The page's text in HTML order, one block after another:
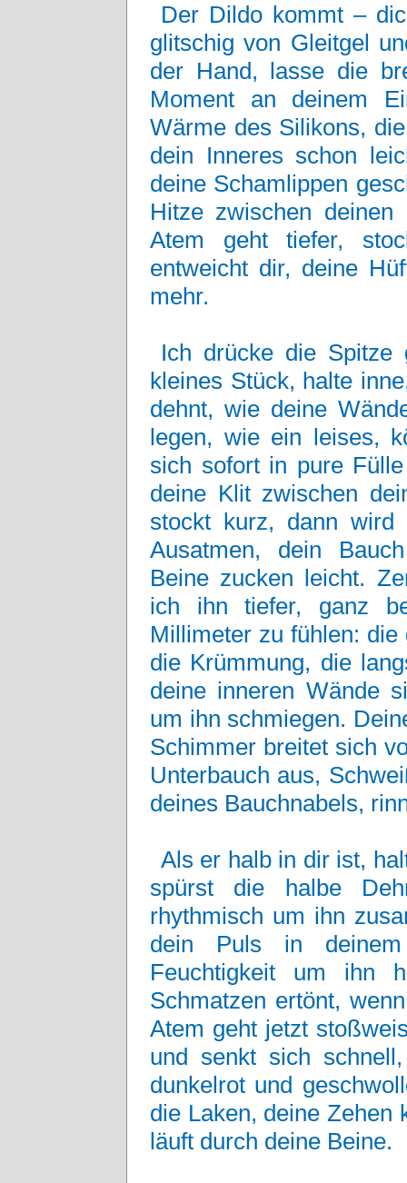
Der Dildo kommt –
glitschig von Gleitgel
der Hand, lasse die
Moment an deinem
Wärme des Silikons,
dein Inneres schon
deine Schamlippen
Hitze zwischen
Atem geht tiefer,
entweicht dir, deine
mehr.
Ich drücke die
kleines Stück, halte
dehnt, wie deine
legen, wie ein leises,
sich sofort in pure
deine Klit zwischen
stockt kurz, dann wird
Ausatmen, dein
Beine zucken leicht.
ich ihn tiefer, ganz
Millimeter zu fühlen:
die Krümmung, die
deine inneren Wände
um ihn schmiegen.
Schimmer breitet sich
Unterbauch aus,
deines Bauchnabels,
Als er halb in dir ist,
spürst die halbe
rhythmisch um ihn
dein Puls in
Feuchtigkeit um ihn
Schmatzen ertönt,
Atem geht jetzt
und senkt sich
dunkelrot und
die Laken, deine Zehen
läuft durch deine Beine.